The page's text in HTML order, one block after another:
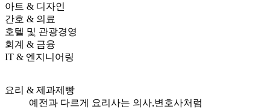
아트 & 디자인
간호 & 의료
호텔 및 관광경영
회계 & 금융
IT & 엔지니어링
요리 & 제과제빵
예전과 다르게 요리사는 의사,변호사처럼